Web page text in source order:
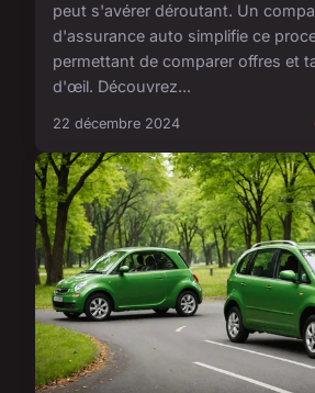
peut s'avérer déroutant. Un
d'assurance auto simplifie ce
permettant de comparer offres et
d'œil. Découvrez...
22 décembre 2024